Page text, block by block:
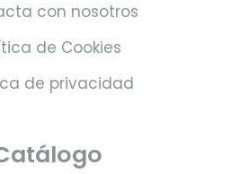
con nosotros
de Cookies
de privacidad